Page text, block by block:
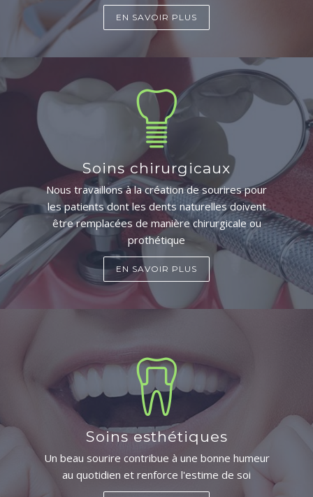
EN SAVOIR PLUS
Soins chirurgicaux
Nous travaillons à la création de sourires pour
les patients dont les dents naturelles doivent
être remplacées de manière chirurgicale ou
prothétique
EN SAVOIR PLUS
Soins esthétiques
Un beau sourire contribue à une bonne humeur
au quotidien et renforce l'estime de soi